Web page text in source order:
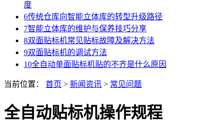
度
6传统仓库向智能立体库的转型升级路径
7智能立体库的维护与保养技巧分享
8双面贴标机常见贴标故障及解决方法
9双面贴标机的调试方法
10全自动单面贴标机贴的不齐是什么原因
当前位置： 首页 > 新闻资讯 > 常见问题
全自动贴标机操作规程